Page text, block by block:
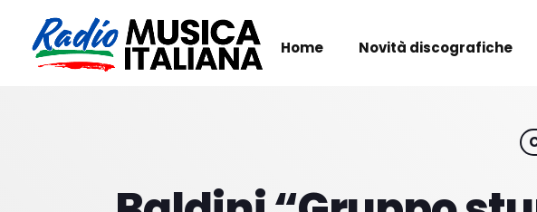
Home Novità discografiche